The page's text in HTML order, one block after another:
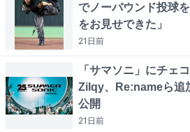
でノーバウンド投球
をお見せできた」
21日前
「サマソニ」にチェ
Zilqy、Re:nameら
公開
21日前